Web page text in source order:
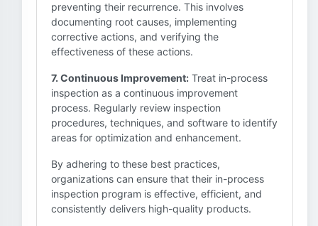
preventing their recurrence. This involves
documenting root causes, implementing
corrective actions, and verifying the
effectiveness of these actions.
7. Continuous Improvement: Treat in-process
inspection as a continuous improvement
process. Regularly review inspection
procedures, techniques, and software to identify
areas for optimization and enhancement.
By adhering to these best practices,
organizations can ensure that their in-process
inspection program is effective, efficient, and
consistently delivers high-quality products.